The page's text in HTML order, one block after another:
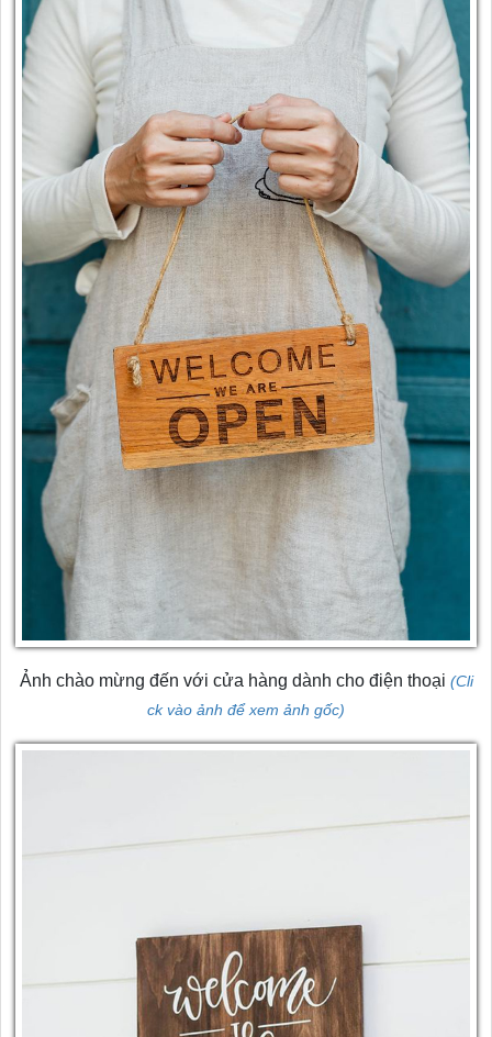
Ảnh chào mừng đến với cửa hàng dành cho điện thoại (Cli
ck vào ảnh để xem ảnh gốc)